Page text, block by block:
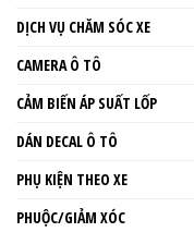
DỊCH VỤ CHĂM SÓC XE
CAMERA Ô TÔ
CẢM BIẾN ÁP SUẤT LỐP
DÁN DECAL Ô TÔ
PHỤ KIỆN THEO XE
PHUỘC/GIẢM XÓC